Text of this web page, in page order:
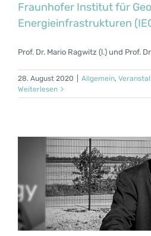
Fraunhofer Institut für
Energieinfrastrukturen
Prof. Dr. Mario Ragwitz (l.) und Prof.
28. August 2020 Allgemein,
Weiterlesen